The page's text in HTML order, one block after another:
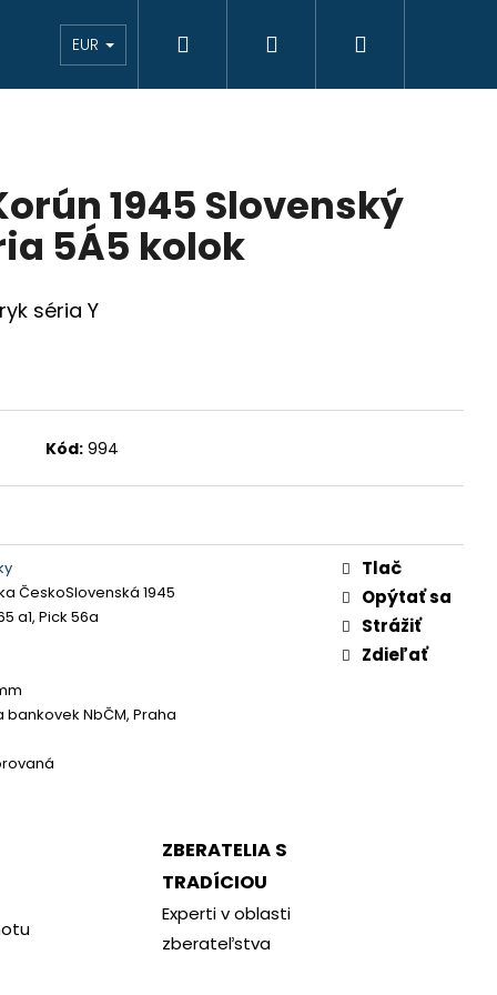
eAukcie bankovky VÝKUP Novinky
EUR Hľadať Prihlásenie
1945 Slovenský
5Á5 kolok
séria Y
Kód: 994
ČeskoSlovenská 1945
a1, Pick 56a
bankovek NbČM, Praha
Tlač
Opýtať sa
Strážiť
Zdieľať
ZBERATELIA S
TRADÍCIOU
Experti v oblasti
zberateľstva
1769 B EVM-D